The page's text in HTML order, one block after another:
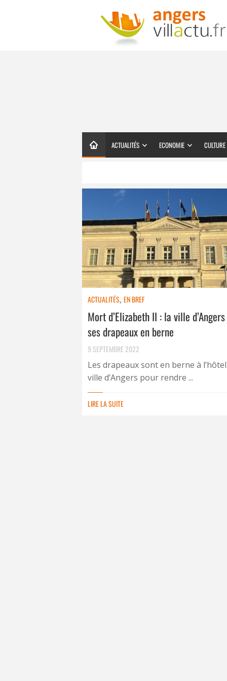
ACTUALITÉS ECONOMIE CULTURE
ACTUALITÉS, EN BREF
Mort d’Elizabeth II : la ville
ses drapeaux en berne
9 SEPTEMBRE 2022
Les drapeaux sont en berne à
ville d’Angers pour rendre ...
LIRE LA SUITE